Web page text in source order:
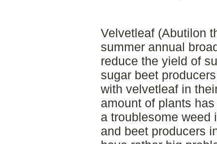
Velvetleaf (Abutilon
summer annual
reduce the yield of
sugar beet
with velvetleaf in
amount of plants
a troublesome weed
and beet producers